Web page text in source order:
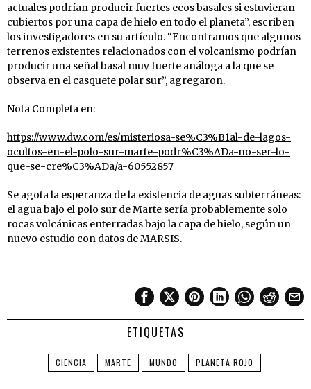
actuales podrían producir fuertes ecos basales si estuvieran
cubiertos por una capa de hielo en todo el planeta”, escriben
los investigadores en su artículo. “Encontramos que algunos
terrenos existentes relacionados con el volcanismo podrían
producir una señal basal muy fuerte análoga a la que se
observa en el casquete polar sur”, agregaron.
Nota Completa en:
https://www.dw.com/es/misteriosa-se%C3%B1al-de-lagos-
ocultos-en-el-polo-sur-marte-podr%C3%ADa-no-ser-lo-
que-se-cre%C3%ADa/a-60552857
Se agota la esperanza de la existencia de aguas subterráneas:
el agua bajo el polo sur de Marte sería probablemente solo
rocas volcánicas enterradas bajo la capa de hielo, según un
nuevo estudio con datos de MARSIS.
ETIQUETAS
CIENCIA MARTE MUNDO PLANETA ROJO